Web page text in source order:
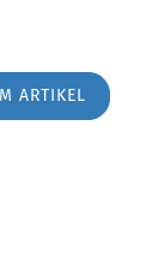
ARTIKEL